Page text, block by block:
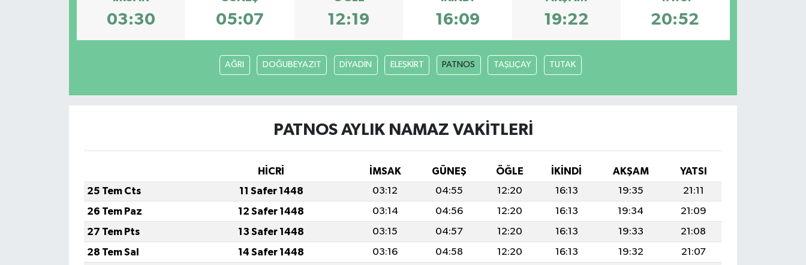
03:30 05:07 12:19 16:09 19:22 20:52
AĞRI DOĞUBEYAZIT DİYADİN ELEŞKİRT PATNOS TAŞLIÇAY TUTAK
PATNOS AYLIK NAMAZ VAKITLERI
HİCRİ İMSAK GÜNEŞ ÖĞLE İKINDI AKŞAM
YATSI
25 Tem Cts
11 Safer 1448 03:12 04:55 12:20 16:13 19:35
21:11
26 Tem Paz
12 Safer 1448 03:14 04:56 12:20 16:13 19:34
21:09
27 Tem Pts
13 Safer 1448 03:15 04:57 12:20 16:13 19:33
21:08
28 Tem Sal
14 Safer 1448 03:16 04:58 12:20 16:13 19:32
21:07